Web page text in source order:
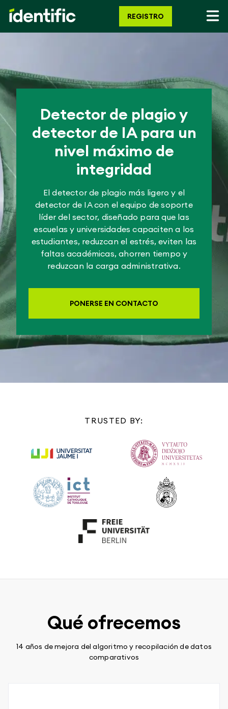
REGISTRO
Detector de plagio y
detector de IA para un
nivel máximo de
integridad
El detector de plagio más ligero y el
detector de IA con el equipo de soporte
líder del sector, diseñado para que las
escuelas y universidades capaciten a los
estudiantes, reduzcan el estrés, eviten las
faltas académicas, ahorren tiempo y
reduzcan la carga administrativa.
PONERSE EN CONTACTO
TRUSTED BY:
Qué ofrecemos
14 años de mejora del algoritmo y recopilación de datos
comparativos